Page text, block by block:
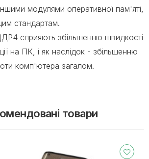
модулями оперативної пам'яті,
стандартам.
сприяють збільшенню швидкості
на ПК, і як наслідок - збільшенню
комп'ютера загалом.
товари